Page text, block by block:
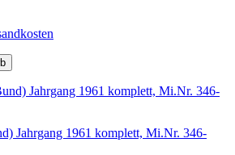
Jahrgang 1961 komplett, Mi.Nr. 346-